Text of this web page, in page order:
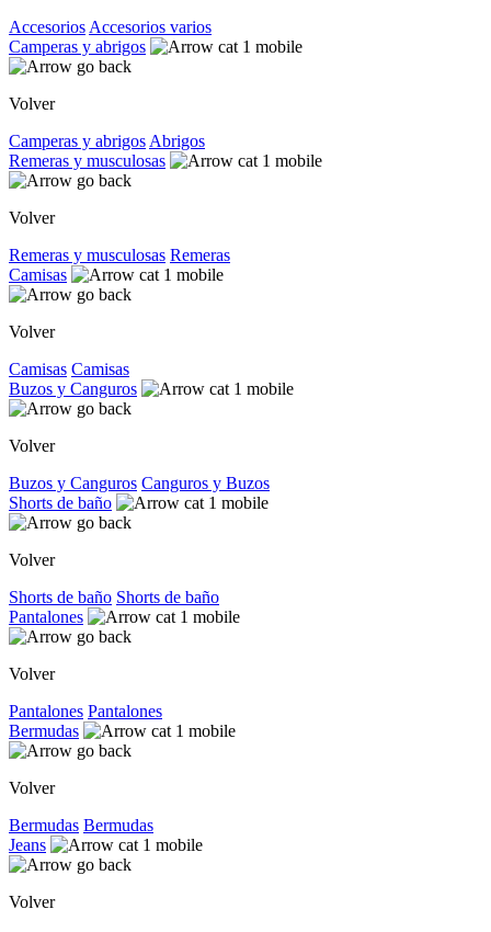
Accesorios Accesorios varios
Camperas y abrigos
Volver
Camperas y abrigos Abrigos
Remeras y musculosas
Volver
Remeras y musculosas Remeras
Camisas
Volver
Camisas Camisas
Buzos y Canguros
Volver
Buzos y Canguros Canguros y Buzos
Shorts de baño
Volver
Shorts de baño Shorts de baño
Pantalones
Volver
Pantalones Pantalones
Bermudas
Volver
Bermudas Bermudas
Jeans
Volver